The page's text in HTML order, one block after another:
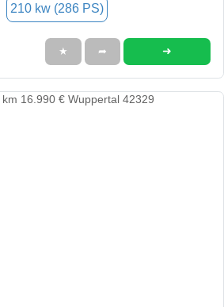
210 kw (286 PS)
★ ➦ ➜